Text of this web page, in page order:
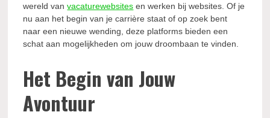
wereld vanvacaturewebsites en werken bij websites. Of je
nu aan het begin van je carrière staat of op zoek bent
naar een nieuwe wending, deze platforms bieden een
schat aan mogelijkheden om jouw droombaan te vinden.
Het Begin van Jouw
Avontuur